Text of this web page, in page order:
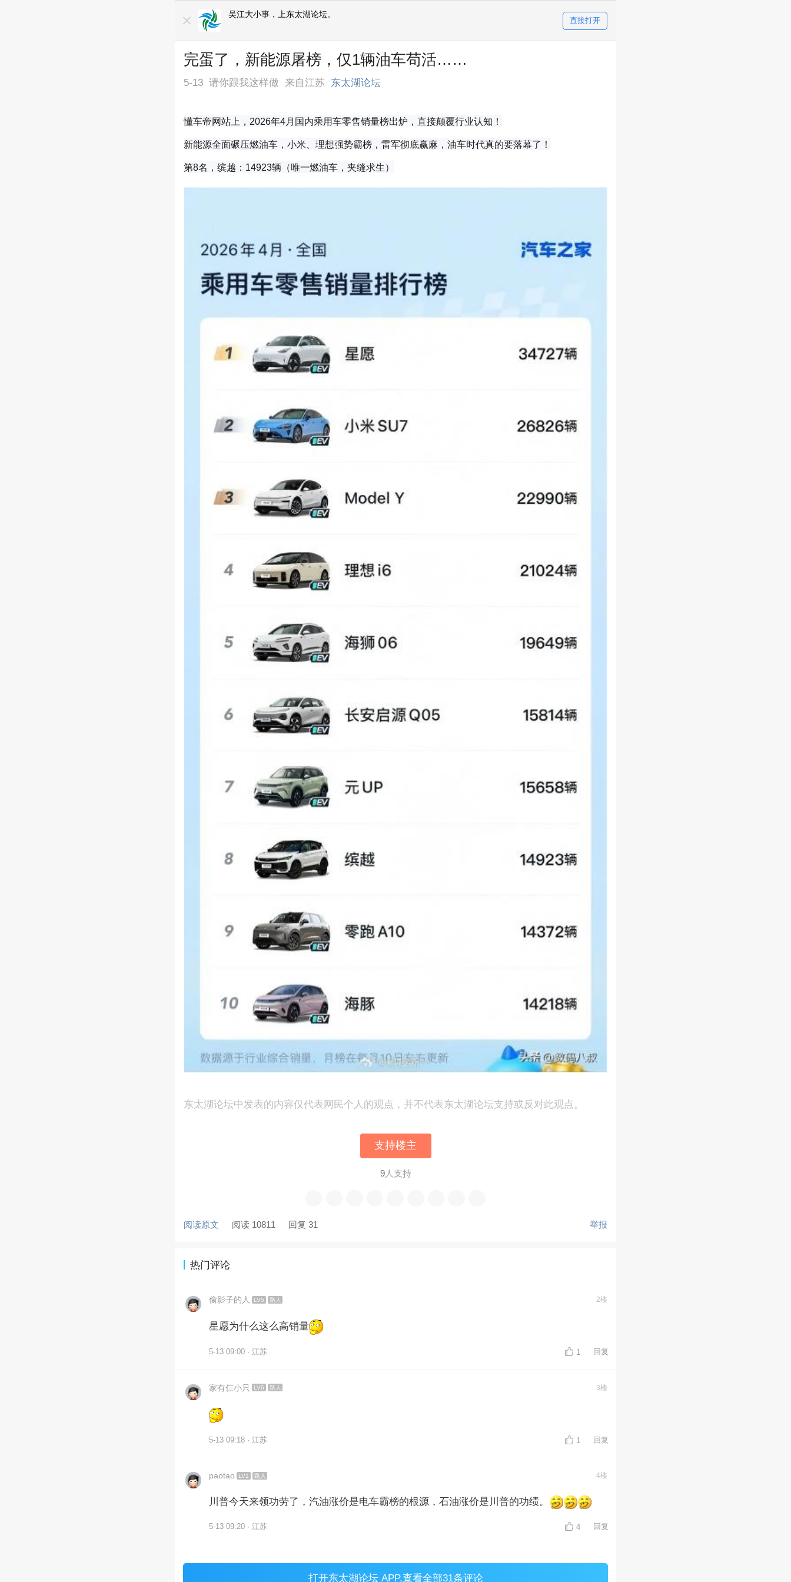
吴江大小事，上东太湖论坛。
直接打开
完蛋了，新能源屠榜，仅1辆油车苟活……
5-13 请你跟我这样做 来自江苏 东太湖论坛
懂车帝网站上，2026年4月国内乘用车零售销量榜出炉，直接颠覆行业认知！
新能源全面碾压燃油车，小米、理想强势霸榜，雷军彻底赢麻，油车时代真的要落幕了！
第8名，缤越：14923辆（唯一燃油车，夹缝求生）
东太湖论坛中发表的内容仅代表网民个人的观点，并不代表东太湖论坛支持或反对此观点。
支持楼主
9人支持
阅读原文 阅读 10811 回复 31 举报
热门评论
偷影子的人 LV5 路人 2楼
星愿为什么这么高销量
5-13 09:00 · 江苏 1 回复
家有仨小只 LV6 路人 3楼
5-13 09:18 · 江苏 1 回复
paotao LV1 路人 4楼
川普今天来领功劳了，汽油涨价是电车霸榜的根源，石油涨价是川普的功绩。
5-13 09:20 · 江苏 4 回复
打开东太湖论坛 APP,查看全部31条评论